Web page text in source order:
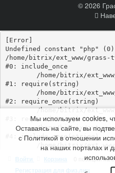
© 2026
Войти Корзина 0 позицийна
Регистрация для физ.лиц
Мы используем cookies,
Оставаясь на сайте, вы
с Политикой в отношении
на наших порталах и
[Error]
Undefined constant "php" (0)
/home/bitrix/ext_www/
#0: include_once
#1: require(string)
#2: require_once(string)
	/home/bitrix/ext_www/grass-tver.ru/bitrix/footer.php:4
#3: require(string)
	/home/bitrix/ext_www/grass-tver.ru/catalog/index.php:346
#4: include_once(string)
#5: include_once(string)
	/home/bitrix/ext_www/grass-tver.ru/bitrix/urlrewrite.php:3
----------